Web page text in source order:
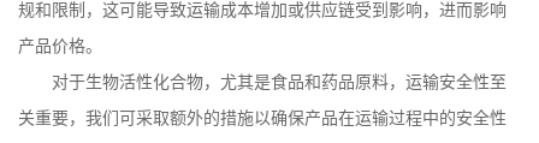
规和限制，这可能导致运输成本增加或供应链受到影响，进而影响
产品价格。
对于生物活性化合物，尤其是食品和药品原料，运输安全性至
关重要，我们可采取额外的措施以确保产品在运输过程中的安全性